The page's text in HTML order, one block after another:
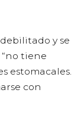
y se
tiene
estomacales.
con